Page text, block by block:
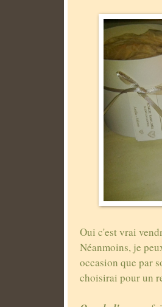
Oui c'est vrai
Néanmoins, je
occasion que par
choisirai pour un